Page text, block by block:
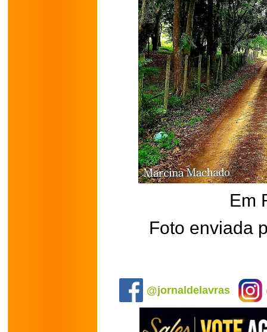
Em
Foto enviada
@jornaldelavras